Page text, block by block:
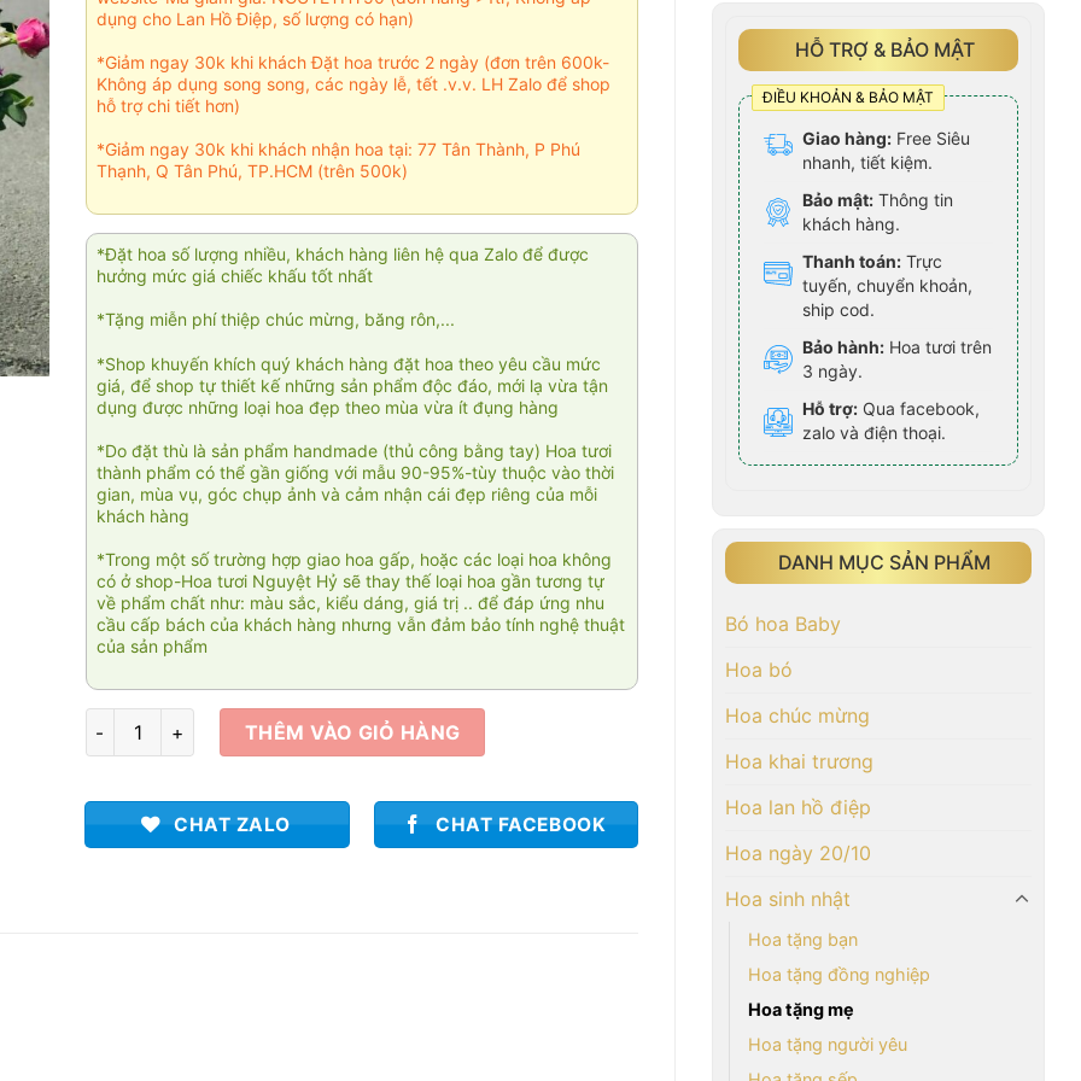
HỖ TRỢ & BẢO MẬT
ĐIỀU KHOẢN & BẢO MẬT
Giao hàng: Free Siêu
nhanh, tiết kiệm.
Bảo mật: Thông tin
khách hàng.
Thanh toán: Trực
tuyến, chuyển khoản,
ship cod.
Bảo hành: Hoa tươi trên
3 ngày.
Hỗ trợ: Qua facebook,
zalo và điện thoại.
DANH MỤC SẢN PHẨM
Bó hoa Baby
Hoa bó
Hoa chúc mừng
Hoa khai trương
Hoa lan hồ điệp
Hoa ngày 20/10
Hoa sinh nhật
Hoa tặng bạn
Hoa tặng đồng nghiệp
Hoa tặng mẹ
Hoa tặng người yêu
dụng cho Lan Hồ Điệp, số lượng có hạn)
*Giảm ngay 30k khi khách Đặt hoa trước 2 ngày (đơn trên 600k-
Không áp dụng song song, các ngày lễ, tết .v.v. LH Zalo để shop
hỗ trợ chi tiết hơn)
*Giảm ngay 30k khi khách nhận hoa tại: 77 Tân Thành, P Phú
Thạnh, Q Tân Phú, TP.HCM (trên 500k)
*Đặt hoa số lượng nhiều, khách hàng liên hệ qua Zalo để được
hưởng mức giá chiếc khấu tốt nhất
*Tặng miễn phí thiệp chúc mừng, băng rôn,...
*Shop khuyến khích quý khách hàng đặt hoa theo yêu cầu mức
giá, để shop tự thiết kế những sản phẩm độc đáo, mới lạ vừa tận
dụng được những loại hoa đẹp theo mùa vừa ít đụng hàng
*Do đặt thù là sản phẩm handmade (thủ công bằng tay) Hoa tươi
thành phẩm có thể gần giống với mẫu 90-95%-tùy thuộc vào thời
gian, mùa vụ, góc chụp ảnh và cảm nhận cái đẹp riêng của mỗi
khách hàng
*Trong một số trường hợp giao hoa gấp, hoặc các loại hoa không
có ở shop-Hoa tươi Nguyệt Hỷ sẽ thay thế loại hoa gần tương tự
về phẩm chất như: màu sắc, kiểu dáng, giá trị .. để đáp ứng nhu
cầu cấp bách của khách hàng nhưng vẫn đảm bảo tính nghệ thuật
của sản phẩm
Tím mộng mơ 01 số lượngTHÊM VÀO GIỎ HÀNG
CHAT ZALO CHAT FACEBOOK